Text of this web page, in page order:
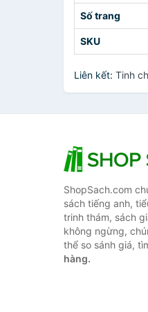
Số trang
SKU
Liên kết: Tinh
ShopSach.com
sách tiếng anh,
trinh thám, sách
không ngừng,
thể so sánh giá,
hàng.